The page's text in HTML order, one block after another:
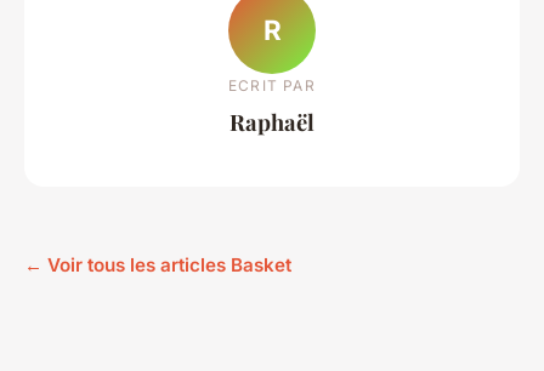
R
ECRIT PAR
Raphaël
← Voir tous les articles Basket